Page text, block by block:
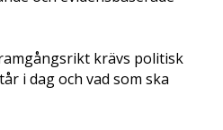
krävs politisk
i dag och vad som ska